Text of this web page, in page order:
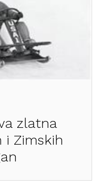
zlatna
i Zimskih